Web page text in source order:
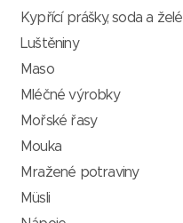
Kypřící prášky, soda a želé
Luštěniny
Maso
Mléčné výrobky
Mořské řasy
Mouka
Mražené potraviny
Müsli